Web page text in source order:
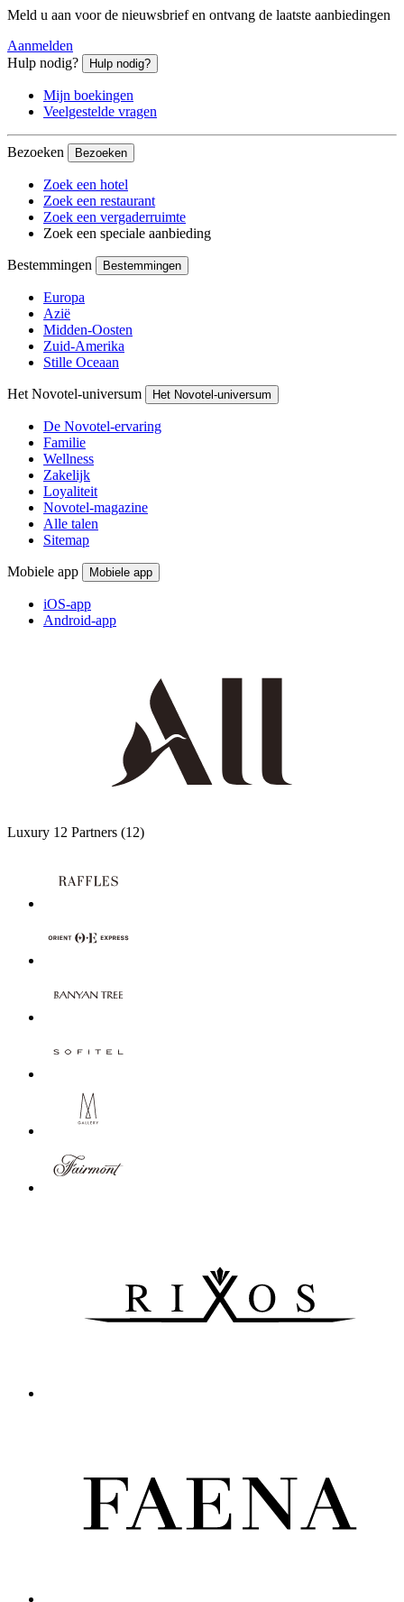
Meld u aan voor de nieuwsbrief en ontvang de laatste aanbiedingen
Aanmelden
Hulp nodig?
Hulp nodig?
Mijn boekingen
Veelgestelde vragen
Bezoeken Bezoeken
Zoek een hotel
Zoek een restaurant
Zoek een vergaderruimte
Zoek een speciale aanbieding
Bestemmingen Bestemmingen
Europa
Azië
Midden-Oosten
Zuid-Amerika
Stille Oceaan
Het Novotel-universum Het Novotel-universum
De Novotel-ervaring
Familie
Wellness
Zakelijk
Loyaliteit
Novotel-magazine
Alle talen
Sitemap
Mobiele app Mobiele app
iOS-app
Android-app
Luxury 12 Partners (12)